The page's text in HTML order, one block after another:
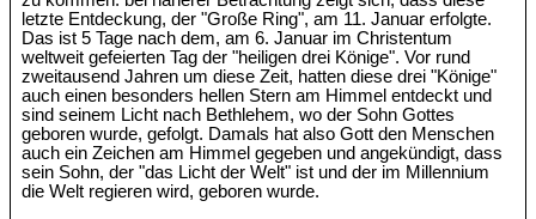
letzte Entdeckung, der "Große Ring", am 11. Januar erfolgte.
Das ist 5 Tage nach dem, am 6. Januar im Christentum
weltweit gefeierten Tag der "heiligen drei Könige". Vor rund
zweitausend Jahren um diese Zeit, hatten diese drei "Könige"
auch einen besonders hellen Stern am Himmel entdeckt und
sind seinem Licht nach Bethlehem, wo der Sohn Gottes
geboren wurde, gefolgt. Damals hat also Gott den Menschen
auch ein Zeichen am Himmel gegeben und angekündigt, dass
sein Sohn, der "das Licht der Welt" ist und der im Millennium
die Welt regieren wird, geboren wurde.